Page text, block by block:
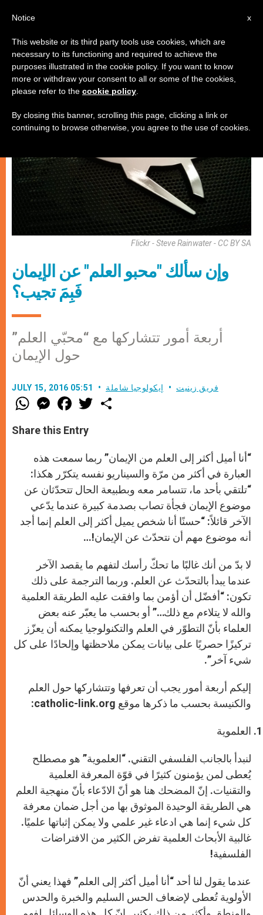
إيكولوجيا شاملة
Flickr - Steve Rainwater - CC BY SA
وإن سألك "محبو العلم" عن الإيمان
فَبِمَ تجيب؟
أربعة أمور تتشاركها مع “محبّي العلم”
حول الإيمان
JULY 15, 2016 05:51 فريق زينيت إيكولوجيا شاملة
W
h
t
s
p
p
M
e
s
e
g
e
F
a
e
b
k
w
Share this Entry
“أنا أميل أكثر إلى العلم من الإيمان” ربما سمعت هذه
العبارة في أكثر من مرّة والسيناريو نفسه يتكرّر هكذا:
“تلتقي بأحد ما، تتسامر معه وبطبيعة الحال تتحدّثان عن
موضوع الإيمان فجأة تصاب بصدمة كبيرة عندما يدّعي
الآخر قائلاً: “حسنًا أنا شخص يميل أكثر إلى العلم إنما أجد
أنه موضوع مهم أن نتحدّث عن الإيمان!…
لا بدّ من أنك غالبًا ما تحكّ رأسك لتفهم ما يقصد الآخر
عندما يبدأ بالتحدّث عن العلم. وربما الترجمة على ذلك
تكون: “أفضّل أن أؤمن بما وافقت عليه الطريقة العلمية
والله لا يتلاءم مع ذلك…” أو بحسب ما يعبّر عنه بعض
العلماء بأنّ التطوّر في العلم والتكنولوجيا يمكنه أن يعزّز
تركيزًا حصريًا على بيانات يمكن ملاحظتها وإلحادًا على كل
شيء آخر”.
إليكم أربعة أمور يجب أن تعرفها وتتشاركها حول العلم
والكنيسة بحسب ما ذكرها موقع catholic-link.org:
العلموية
لنبدأ بالجانب الفلسفي التقني. “العلموية” هو مصطلح
يُعطى لمن يؤمنون كثيرًا في قوّة المعرفة العلمية
والتقنيات. إنّ المضحك هنا هو أنّ الادّعاء بأنّ منهجية العلم
هي الطريقة الوحيدة الموثوق بها من أجل ضمان معرفة
كل شيء إنما هي ادعاء غير علمي ولا يمكن إثباتها علميًا.
غالبية الأبحاث العلمية تفرض الكثير من الافتراضات
الفلسفية!
عندما يقول لنا أحد “أنا أميل أكثر إلى العلم” فهذا يعني أنّ
الأولوية تُعطى لإضعاف الحس السليم والخبرة والحدس
x
Notice
This website or its third party tools use cookies, which are
necessary to its functioning and required to achieve the
purposes illustrated in the cookie policy. If you want to know
more or withdraw your consent to all or some of the cookies,
please refer to the cookie policy
By closing this banner, scrolling this page, clicking a link or
continuing to browse otherwise, you agree to the use of cookies.